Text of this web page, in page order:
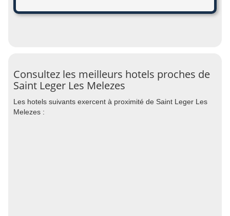
Consultez les meilleurs hotels proches de
Saint Leger Les Melezes
Les hotels suivants exercent à proximité de Saint Leger Les
Melezes :